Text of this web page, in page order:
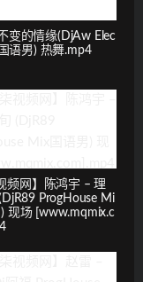
变的情缘(DjAw Elec
语男) 热舞.mp4
频网】陈鸿宇 – 理
ProgHouse Mi
现场 [www.mqmix.c